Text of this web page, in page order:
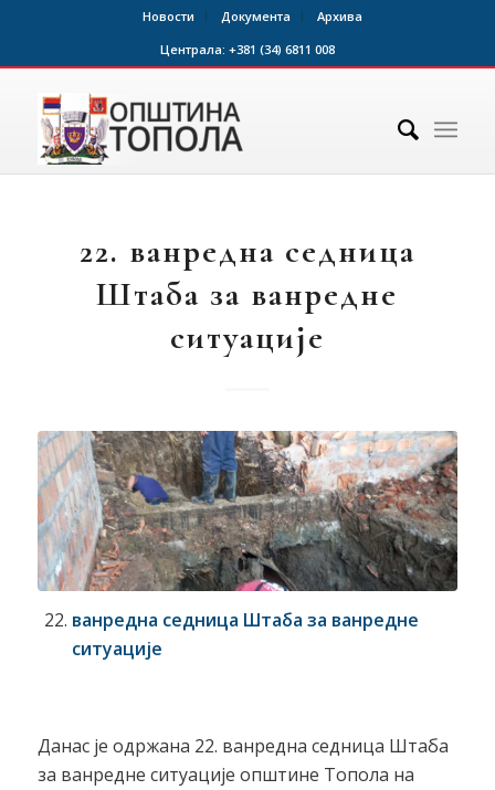
Новости Документа
Архива
Централа: +381 (34) 6811 008
22. ванредна седница
Штаба за ванредне
ситуације
ванредна седница Штаба за ванредне
ситуације
Данас је одржана 22. ванредна седница Штаба
за ванредне ситуације општине Топола на